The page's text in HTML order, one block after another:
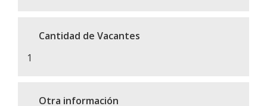
Cantidad de Vacantes
1
Otra información